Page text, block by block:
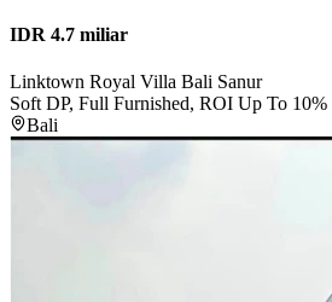
IDR 4.7 miliar
Linktown Royal Villa Bali Sanur
Soft DP, Full Furnished, ROI Up To 10%
Bali